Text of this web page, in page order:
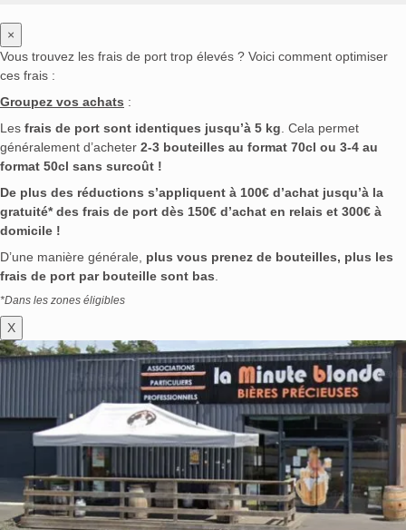
×
Vous trouvez les frais de port trop élevés ? Voici comment optimiser
ces frais :
Groupez vos achats :
Les frais de port sont identiques jusqu’à 5 kg. Cela permet
généralement d’acheter 2-3 bouteilles au format 70cl ou 3-4 au
format 50cl sans surcoût !
De plus des réductions s’appliquent à 100€ d’achat jusqu’à la
gratuité* des frais de port dès 150€ d’achat en relais et 300€ à
domicile !
D’une manière générale, plus vous prenez de bouteilles, plus les
frais de port par bouteille sont bas.
*Dans les zones éligibles
X